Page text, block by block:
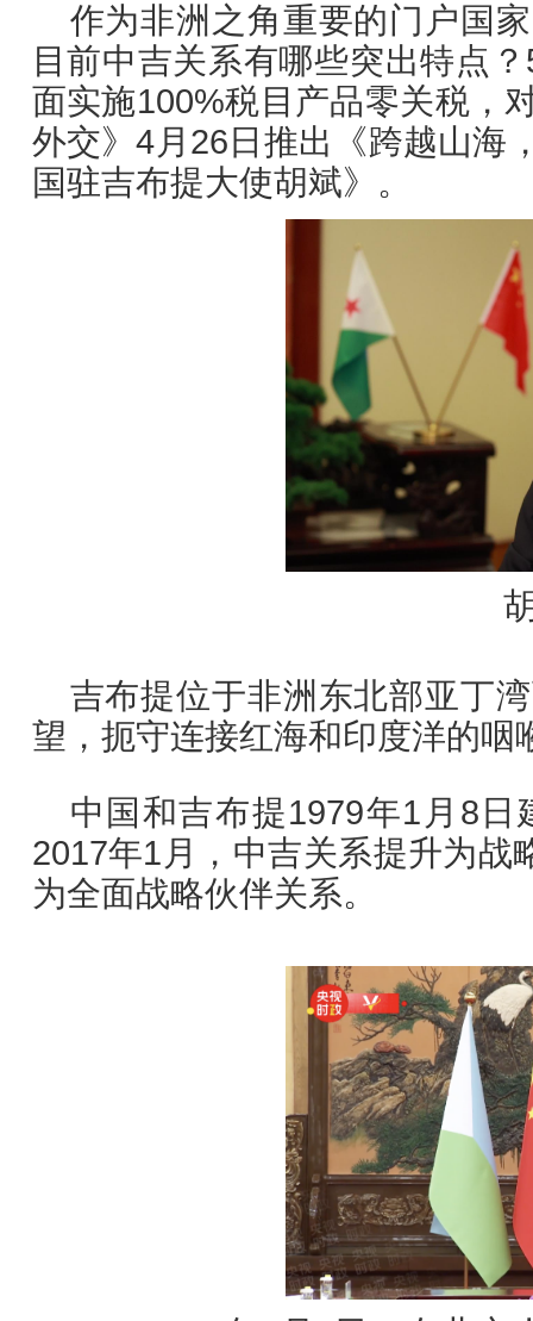
作为非洲之角重要的门户国
目前中吉关系有哪些突出特点
面实施100%税目产品零关税，
外交》4月26日推出《跨越山
国驻吉布提大使胡斌》。
吉布提位于非洲东北部亚丁
望，扼守连接红海和印度洋的咽
中国和吉布提1979年1月8
2017年1月，中吉关系提升为战
为全面战略伙伴关系。